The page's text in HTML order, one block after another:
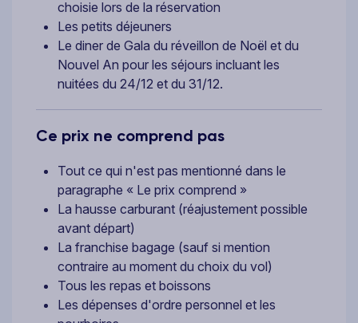
choisie lors de la réservation
Les petits déjeuners
Le diner de Gala du réveillon de Noël et du
Nouvel An pour les séjours incluant les
nuitées du 24/12 et du 31/12.
Ce prix ne comprend pas
Tout ce qui n'est pas mentionné dans le
paragraphe « Le prix comprend »
La hausse carburant (réajustement possible
avant départ)
La franchise bagage (sauf si mention
contraire au moment du choix du vol)
Tous les repas et boissons
Les dépenses d'ordre personnel et les